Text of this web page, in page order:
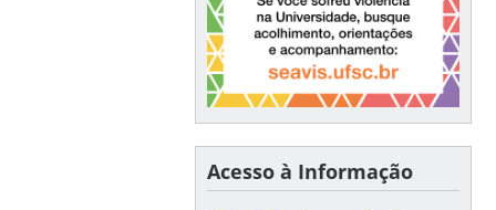
Acesso à Informação